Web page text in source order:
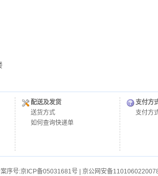
配送及发货
送货方式
如何查询快递单
支付方
支付方
序号:京ICP备05031681号 | 京公网安备